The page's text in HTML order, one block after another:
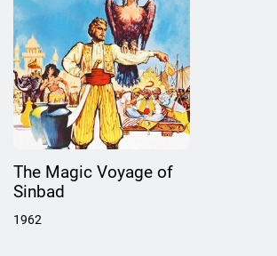
The Magic Voyage of
Sinbad
1962